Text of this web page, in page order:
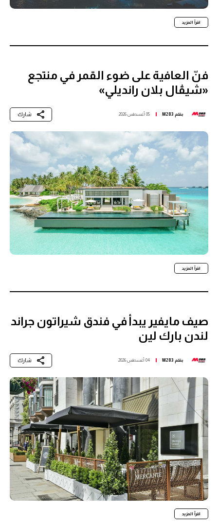
اقرأ المزيد
فنّ العافية على ضوء القمر في منتجع
«شيڤال بلان رانديلي»
بقلم M283 05 أغسطس 2026 شارك
اقرأ المزيد
صيف مايفير يبدأ في فندق شيراتون جراند
لندن بارك لين
بقلم M283 04 أغسطس 2026 شارك
اقرأ المزيد